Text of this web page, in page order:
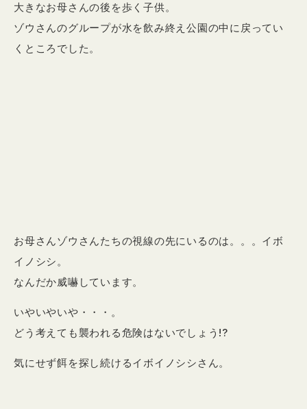
大きなお母さんの後を歩く子供。
ゾウさんのグループが水を飲み終え公園の中に戻ってい
くところでした。
お母さんゾウさんたちの視線の先にいるのは。。。イボ
イノシシ。
なんだか威嚇しています。
いやいやいや・・・。
どう考えても襲われる危険はないでしょう!?
気にせず餌を探し続けるイボイノシシさん。